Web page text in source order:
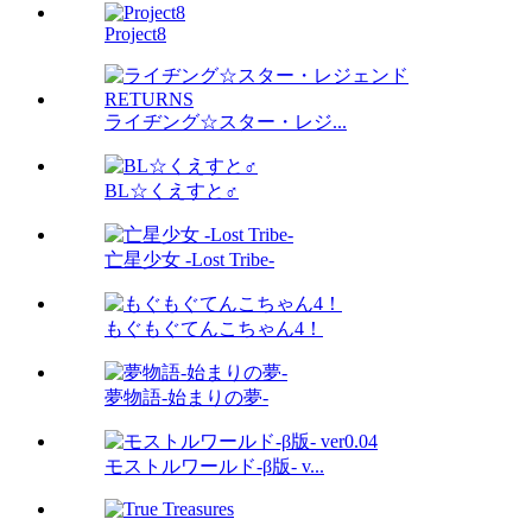
Project8
ライヂング☆スター・レジ...
BL☆くえすと♂
亡星少女 -Lost Tribe-
もぐもぐてんこちゃん4！
夢物語-始まりの夢-
モストルワールド-β版- v...